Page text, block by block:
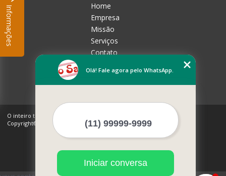
Home
Empresa
Missão
Serviços
Contato
Mais Serviços
O inteiro teor deste site está sujeito à proteção de direitos autorais.
Copyright© Rico Sabor (Lei 9610 de 19/02/1998)
Olá! Fale agora pelo WhatsApp.
Iniciar conversa
Informações